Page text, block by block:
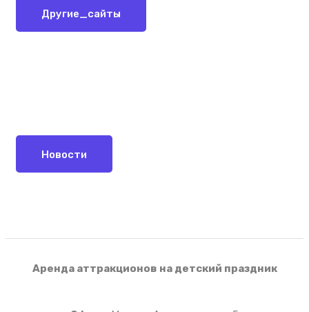
Другие_сайты
Новости
Аренда аттракционов на детский праздник